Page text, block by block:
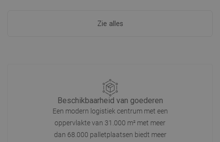
Zie alles
Beschikbaarheid van goederen
Een modern logistiek centrum met een
oppervlakte van 31.000 m² met meer
dan 68.000 palletplaatsen biedt meer